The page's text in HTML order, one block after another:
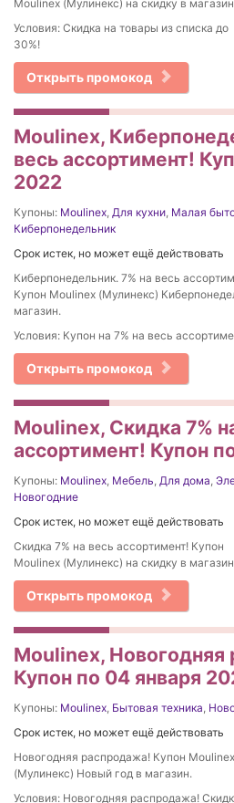
Moulinex (Мулинекс) на скидку в
Условия: Скидка на товары из списка до
30%!
Открыть промокод
Moulinex,
весь ассортимент!
2022
Купоны: Moulinex, Для кухни, Малая
Киберпонедельник
Срок истек, но может ещё действовать
Киберпонедельник. 7% на весь
Купон Moulinex (Мулинекс)
магазин.
Условия: Купон на 7% на весь
Открыть промокод
Moulinex, Скидка 7%
ассортимент! Купон
Купоны: Moulinex, Мебель, Для дома,
Новогодние
Срок истек, но может ещё действовать
Скидка 7% на весь ассортимент! Купон
Moulinex (Мулинекс) на скидку в
Открыть промокод
Moulinex, Новогодняя
Купон по 04 января
Купоны: Moulinex, Бытовая техника,
Срок истек, но может ещё действовать
Новогодняя распродажа! Купон Moulinex
(Мулинекс) Новый год в магазин.
Условия: Новогодняя распродажа!